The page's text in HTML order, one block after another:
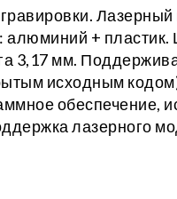
+
3,17 мм.
исходным
обеспечение,
лазерного